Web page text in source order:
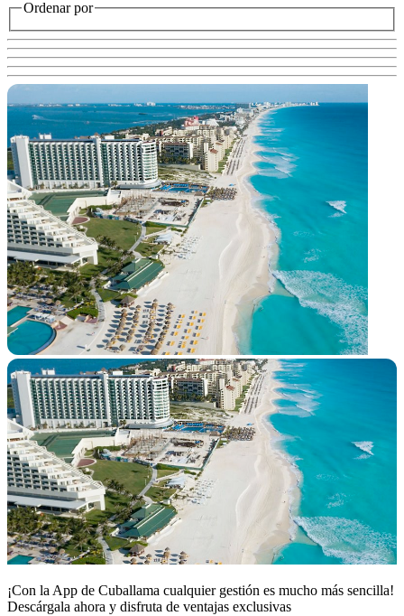
Ordenar por
¡Con la App de Cuballama cualquier gestión es mucho más sencilla!
Descárgala ahora y disfruta de ventajas exclusivas